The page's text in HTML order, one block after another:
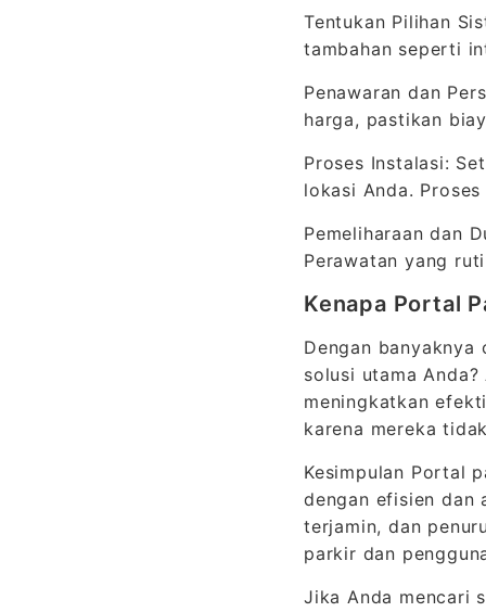
Tentukan Pilihan
tambahan seperti
Penawaran dan
harga, pastikan
Proses Instalasi:
lokasi Anda.
Pemeliharaan dan
Perawatan yang
Kenapa Portal
Dengan
solusi utama
meningkatkan
karena mereka
Kesimpulan Portal
dengan efisien dan
terjamin, dan
parkir dan
Jika Anda mencari